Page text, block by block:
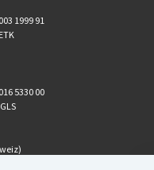
1999 91
5330 00